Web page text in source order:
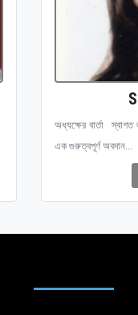
অধ্যক্ষের বার্তা স্বাগত
এক গুরুত্বপূর্ণ অবদান...